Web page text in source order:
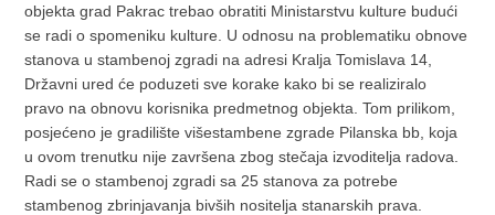
objekta grad Pakrac trebao obratiti Ministarstvu kulture budući
se radi o spomeniku kulture. U odnosu na problematiku obnove
stanova u stambenoj zgradi na adresi Kralja Tomislava 14,
Državni ured će poduzeti sve korake kako bi se realiziralo
pravo na obnovu korisnika predmetnog objekta. Tom prilikom,
posjećeno je gradilište višestambene zgrade Pilanska bb, koja
u ovom trenutku nije završena zbog stečaja izvoditelja radova.
Radi se o stambenoj zgradi sa 25 stanova za potrebe
stambenog zbrinjavanja bivših nositelja stanarskih prava.